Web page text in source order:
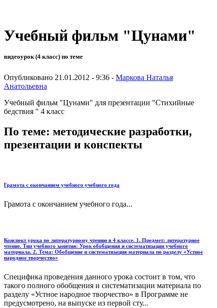
Учебный фильм "Цунами"
видеоурок (4 класс) по теме
Опубликовано 21.01.2012 - 9:36 - Маркова Наталья
Анатольевна
Учебный фильм "Цунами" для презентации "Стихийные
бедствия " 4 класс
По теме: методические разработки,
презентации и конспекты
Грамота с окончанием учебного учебного года
Грамота с окончанием учебного года...
Конспект урока по литературному чтению в 4 классе. 1. Предмет: литературное
чтение. Тип учебного занятия: Урок обобщения и систематизации учебного
материала. 2. Тема: Обобщение и систематизация материала по разделу «Устное
народное творчество»
Специфика проведения данного урока состоит в том, что
такого полного обобщения и систематизации материала по
разделу «Устное народное творчество» в Программе не
предусмотрено, на выпуске из первой сту...